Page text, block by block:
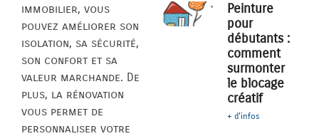
immobilier, vous
pouvez améliorer son
isolation, sa sécurité,
son confort et sa
valeur marchande. De
plus, la rénovation
vous permet de
personnaliser votre
Peinture
pour
débutants :
comment
surmonter
le blocage
créatif
+ d'infos